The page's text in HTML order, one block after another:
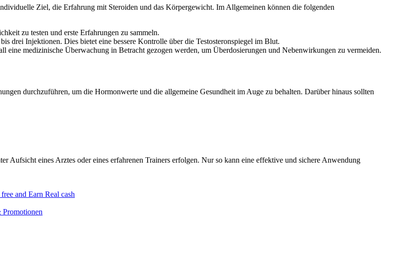
Ziel, die Erfahrung mit Steroiden und das Körpergewicht. Im Allgemeinen können die folgenden
zu testen und erste Erfahrungen zu sammeln.
drei Injektionen. Dies bietet eine bessere Kontrolle über die Testosteronspiegel im Blut.
eine medizinische Überwachung in Betracht gezogen werden, um Überdosierungen und Nebenwirkungen zu vermeiden.
durchzuführen, um die Hormonwerte und die allgemeine Gesundheit im Auge zu behalten. Darüber hinaus sollten
Aufsicht eines Arztes oder eines erfahrenen Trainers erfolgen. Nur so kann eine effektive und sichere Anwendung
and Earn Real cash